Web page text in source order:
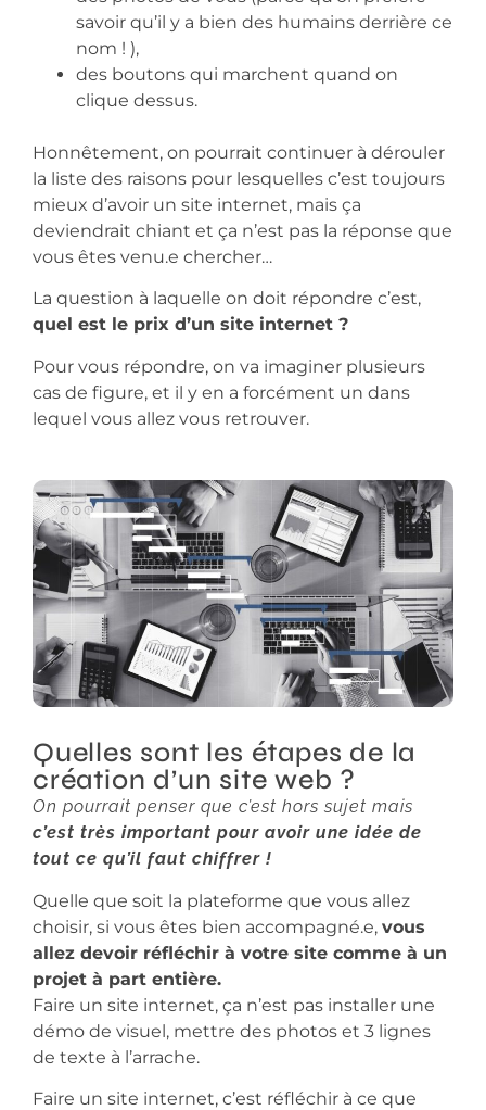
savoir qu’il y a bien des humains derrière ce
nom ! ),
des boutons qui marchent quand on
clique dessus.
Honnêtement, on pourrait continuer à dérouler
la liste des raisons pour lesquelles c’est toujours
mieux d’avoir un site internet, mais ça
deviendrait chiant et ça n’est pas la réponse que
vous êtes venu.e chercher…
La question à laquelle on doit répondre c’est,
quel est le prix d’un site internet ?
Pour vous répondre, on va imaginer plusieurs
cas de figure, et il y en a forcément un dans
lequel vous allez vous retrouver.
Quelles sont les étapes de la
création d’un site web ?
On pourrait penser que c’est hors sujet mais
c’est très important pour avoir une idée de
tout ce qu’il faut chiffrer !
Quelle que soit la plateforme que vous allez
choisir, si vous êtes bien accompagné.e, vous
allez devoir réfléchir à votre site comme à un
projet à part entière.
Faire un site internet, ça n’est pas installer une
démo de visuel, mettre des photos et 3 lignes
de texte à l’arrache.
Faire un site internet, c’est réfléchir à ce que